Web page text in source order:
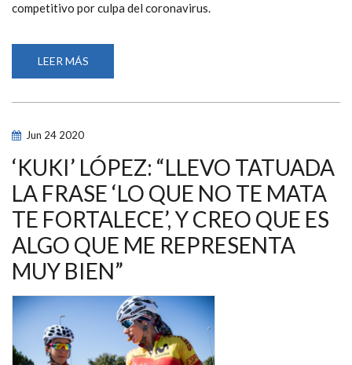
competitivo por culpa del coronavirus.
LEER MÁS
ANTONIO
“ME
TÉCNICA
DE
PIRAGÜISTAS
MÁS
IMPORTANTES,
ENTRE
ELLOS
SAÚL
CRAVIOTTO”
Jun 24 2020
‘KUKI’ LÓPEZ: “LLEVO TATUADA
LA FRASE ‘LO QUE NO TE MATA
TE FORTALECE’, Y CREO QUE ES
ALGO QUE ME REPRESENTA
MUY BIEN”